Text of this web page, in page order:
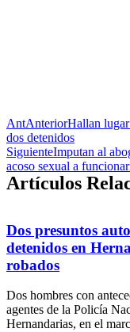
AntAnteriorHallan
dos detenidos
SiguienteImputan al
acoso sexual a
Artículos
Dos presuntos
detenidos en
robados
Dos hombres con
agentes de la Policía
Hernandarias, en el